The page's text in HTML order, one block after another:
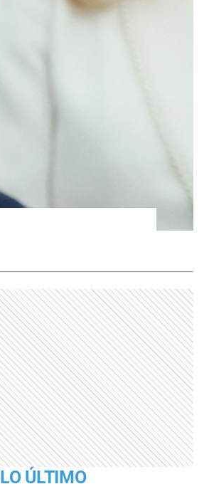
LO ÚLTIMO